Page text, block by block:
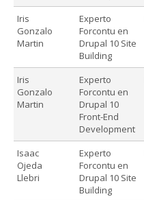
Iris
Gonzalo
Martin
Experto
Forcontu en
Drupal 10 Site
Building
Iris
Gonzalo
Martin
Experto
Forcontu en
Drupal 10
Front-End
Development
Isaac
Ojeda
Llebri
Experto
Forcontu en
Drupal 10 Site
Building